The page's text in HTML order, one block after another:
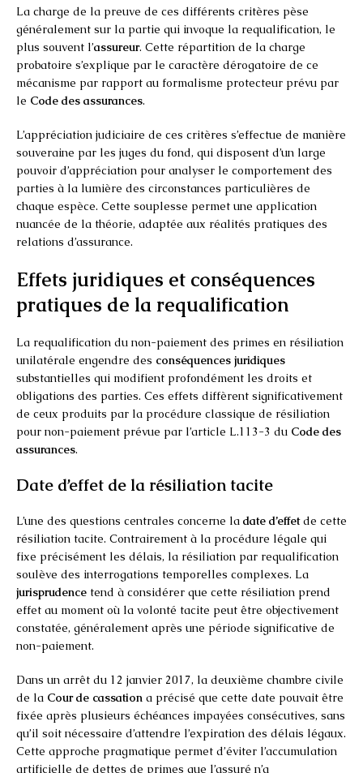
La charge de la preuve de ces différents critères pèse
généralement sur la partie qui invoque la requalification, le
plus souvent l’assureur. Cette répartition de la charge
probatoire s’explique par le caractère dérogatoire de ce
mécanisme par rapport au formalisme protecteur prévu par
le Code des assurances.
L’appréciation judiciaire de ces critères s’effectue de manière
souveraine par les juges du fond, qui disposent d’un large
pouvoir d’appréciation pour analyser le comportement des
parties à la lumière des circonstances particulières de
chaque espèce. Cette souplesse permet une application
nuancée de la théorie, adaptée aux réalités pratiques des
relations d’assurance.
Effets juridiques et conséquences
pratiques de la requalification
La requalification du non-paiement des primes en résiliation
unilatérale engendre des conséquences juridiques
substantielles qui modifient profondément les droits et
obligations des parties. Ces effets diffèrent significativement
de ceux produits par la procédure classique de résiliation
pour non-paiement prévue par l’article L.113-3 du Code des
assurances.
Date d’effet de la résiliation tacite
L’une des questions centrales concerne la date d’effetde cette
résiliation tacite. Contrairement à la procédure légale qui
fixe précisément les délais, la résiliation par requalification
soulève des interrogations temporelles complexes. La
jurisprudence tend à considérer que cette résiliation prend
effet au moment où la volonté tacite peut être objectivement
constatée, généralement après une période significative de
non-paiement.
Dans un arrêt du 12 janvier 2017, la deuxième chambre civile
de la Cour de cassation a précisé que cette date pouvait être
fixée après plusieurs échéances impayées consécutives, sans
qu’il soit nécessaire d’attendre l’expiration des délais légaux.
Cette approche pragmatique permet d’éviter l’accumulation
artificielle de dettes de primes que l’assuré n’a